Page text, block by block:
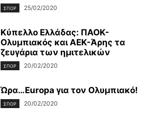
ΣΠΟΡ 25/02/2020
Κύπελλο Ελλάδας: ΠΑΟΚ-
Ολυμπιακός και ΑΕΚ-Άρης τα
ζευγάρια των ημιτελικών
ΣΠΟΡ 20/02/2020
Ώρα…Εuropa για τον Ολυμπιακό!
ΣΠΟΡ 20/02/2020